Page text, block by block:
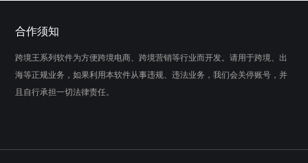
合作须知
跨境王系列软件为方便跨境电商、跨境营销等行业而开发。请用于跨境、出
海等正规业务，如果利用本软件从事违规、违法业务，我们会关停账号，并
且自行承担一切法律责任。